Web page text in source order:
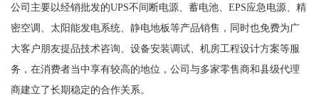
公司主要以经销批发的UPS不间断电源、蓄电池、EPS应急电源、精
密空调、太阳能发电系统、静电地板等产品销售，同时也免费为广
大客户朋友提品技术咨询、设备安装调试、机房工程设计方案等服
务，在消费者当中享有较高的地位，公司与多家零售商和县级代理
商建立了长期稳定的合作关系。